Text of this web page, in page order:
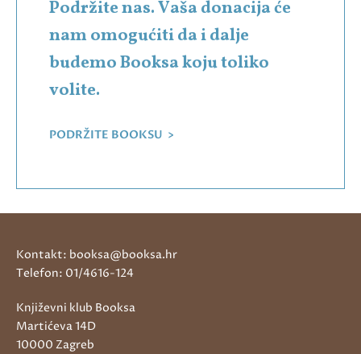
Podržite nas. Vaša donacija će
nam omogućiti da i dalje
budemo Booksa koju toliko
volite.
PODRŽITE BOOKSU >
Kontakt: booksa@booksa.hr
Telefon: 01/4616-124
Književni klub Booksa
Martićeva 14D
10000 Zagreb